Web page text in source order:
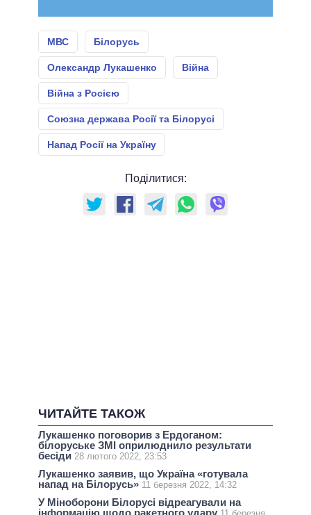
МВС Білорусь
Олександр Лукашенко Війна
Війна з Росією
Союзна держава Росії та Білорусі
Напад Росії на Україну
Поділитися:
ЧИТАЙТЕ ТАКОЖ
Лукашенко поговорив з Ердоганом:
білоруське ЗМІ оприлюднило результати
бесіди 28 лютого 2022, 23:53
Лукашенко заявив, що Україна «готувала
напад на Білорусь» 11 березня 2022, 14:32
У Міноборони Білорусі відреагували на